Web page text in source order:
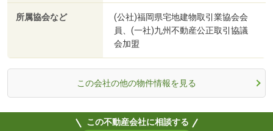
所属協会など
(公社)福岡県宅地建物取引業協会会
員、(一社)九州不動産公正取引協議
会加盟
この会社の他の物件情報を見る
この不動産会社に相談する